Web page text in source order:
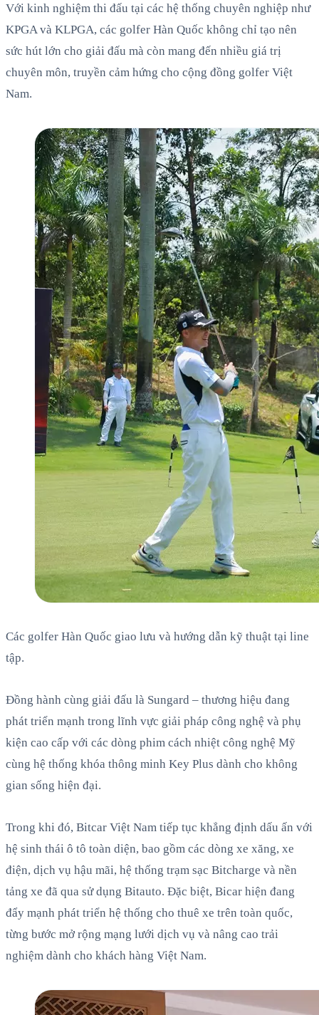
Với kinh nghiệm thi đấu tại các hệ thống chuyên nghiệp như
KPGA và KLPGA, các golfer Hàn Quốc không chỉ tạo nên
sức hút lớn cho giải đấu mà còn mang đến nhiều giá trị
chuyên môn, truyền cảm hứng cho cộng đồng golfer Việt
Nam.
Các golfer Hàn Quốc giao lưu và hướng dẫn kỹ thuật tại line
tập.
Đồng hành cùng giải đấu là Sungard – thương hiệu đang
phát triển mạnh trong lĩnh vực giải pháp công nghệ và phụ
kiện cao cấp với các dòng phim cách nhiệt công nghệ Mỹ
cùng hệ thống khóa thông minh Key Plus dành cho không
gian sống hiện đại.
Trong khi đó, Bitcar Việt Nam tiếp tục khẳng định dấu ấn với
hệ sinh thái ô tô toàn diện, bao gồm các dòng xe xăng, xe
điện, dịch vụ hậu mãi, hệ thống trạm sạc Bitcharge và nền
tảng xe đã qua sử dụng Bitauto. Đặc biệt, Bicar hiện đang
đẩy mạnh phát triển hệ thống cho thuê xe trên toàn quốc,
từng bước mở rộng mạng lưới dịch vụ và nâng cao trải
nghiệm dành cho khách hàng Việt Nam.